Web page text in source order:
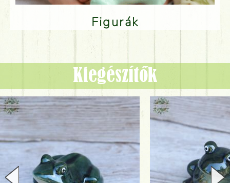
Figurák
Kiegészítők